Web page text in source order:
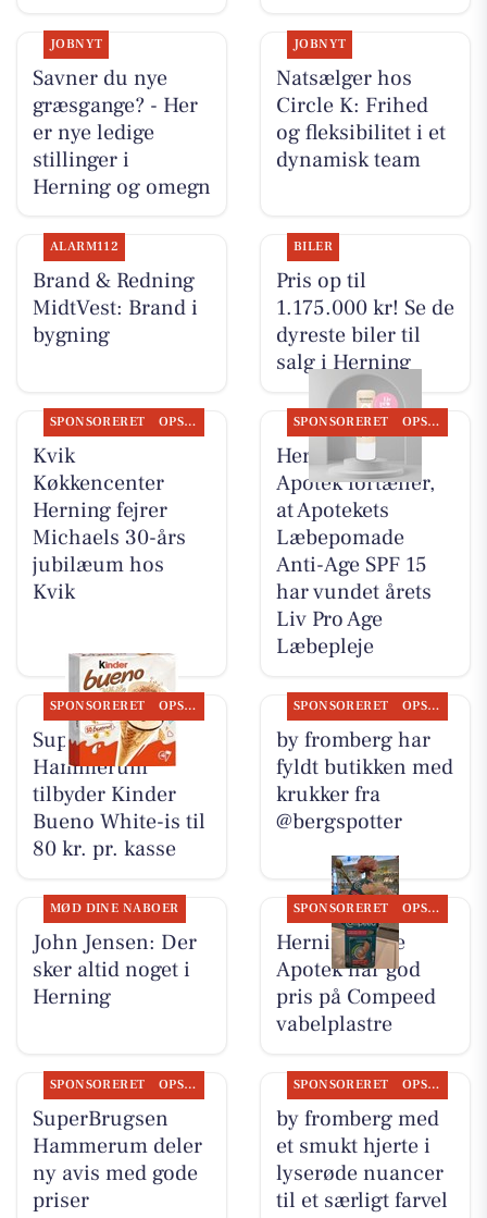
JOBNYT
Savner du nye
græsgange? - Her
er nye ledige
stillinger i
Herning og omegn
JOBNYT
Natsælger hos
Circle K: Frihed
og fleksibilitet i et
dynamisk team
ALARM112
Brand & Redning
MidtVest: Brand i
bygning
BILER
Pris op til
1.175.000 kr! Se de
dyreste biler til
salg i Herning
SPONSORERET OPSLAGSTAVLEN
Kvik
Køkkencenter
Herning fejrer
Michaels 30-års
jubilæum hos
Kvik
SPONSORERET OPSLAGSTAVLEN
Herning Løve
Apotek fortæller,
at Apotekets
Læbepomade
Anti-Age SPF 15
har vundet årets
Liv Pro Age
Læbepleje
SPONSORERET OPSLAGSTAVLEN
SuperBrugsen
Hammerum
tilbyder Kinder
Bueno White-is til
80 kr. pr. kasse
SPONSORERET OPSLAGSTAVLEN
by fromberg har
fyldt butikken med
krukker fra
@bergspotter
MØD DINE NABOER
John Jensen: Der
sker altid noget i
Herning
SPONSORERET OPSLAGSTAVLEN
Herning Løve
Apotek har god
pris på Compeed
vabelplastre
SPONSORERET OPSLAGSTAVLEN
SuperBrugsen
Hammerum deler
ny avis med gode
priser
SPONSORERET OPSLAGSTAVLEN
by fromberg med
et smukt hjerte i
lyserøde nuancer
til et særligt farvel